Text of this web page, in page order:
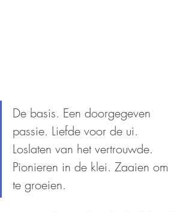
De basis. Een doorgegeven
passie. Liefde voor de ui.
Loslaten van het vertrouwde.
Pionieren in de klei. Zaaien om
te groeien.